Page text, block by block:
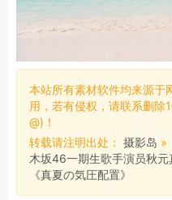
本站所有素材软件均来源于
用，若有侵权，请联系删
@)！
转载请注明出处： 摄影岛 »
木坂46一期生歌手演员秋
《真夏の気圧配置》